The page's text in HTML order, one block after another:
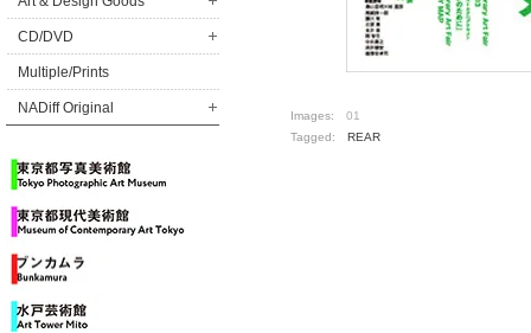
CD/DVD
Multiple/Prints
NADiff Original Images: 01
Tagged: REAR